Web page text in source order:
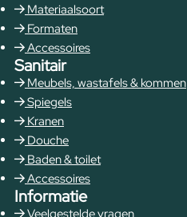
Materiaalsoort
Formaten
Accessoires
Sanitair
Meubels, wastafels & kommen
Spiegels
Kranen
Douche
Baden & toilet
Accessoires
Informatie